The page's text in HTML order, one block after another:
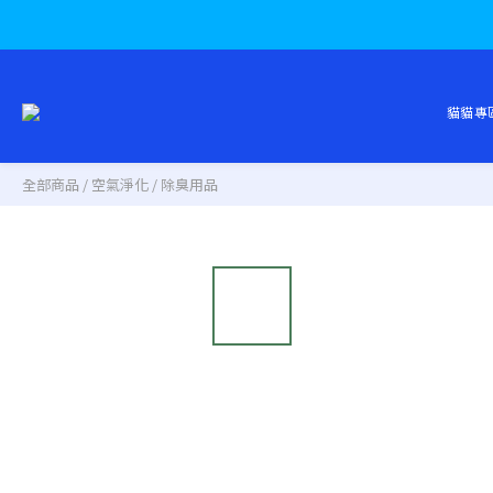
貓貓專
全部商品 / 空氣淨化 / 除臭用品